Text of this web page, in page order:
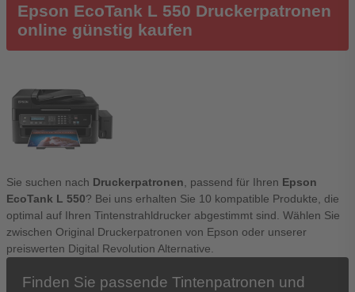
Epson EcoTank L 550 Druckerpatronen
online günstig kaufen
Sie suchen nach Druckerpatronen, passend für Ihren Epson
EcoTank L 550? Bei uns erhalten Sie 10 kompatible Produkte, die
optimal auf Ihren Tintenstrahldrucker abgestimmt sind. Wählen Sie
zwischen Original Druckerpatronen von Epson oder unserer
preiswerten Digital Revolution Alternative.
Finden Sie passende Tintenpatronen und